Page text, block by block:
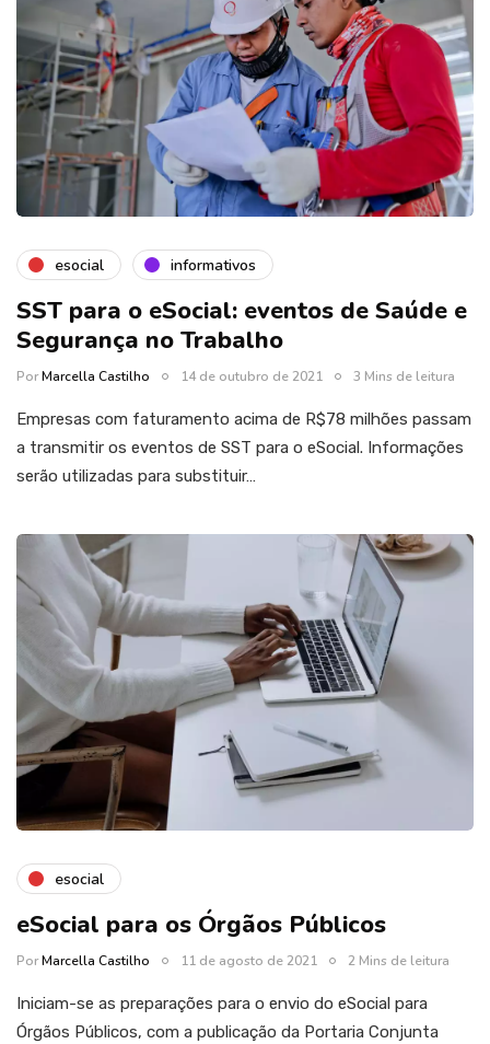
esocial informativos
SST para o eSocial: eventos de Saúde e
Segurança no Trabalho
PorMarcella Castilho 14 de outubro de 2021 3 Mins de leitura
Empresas com faturamento acima de R$78 milhões passam
a transmitir os eventos de SST para o eSocial. Informações
serão utilizadas para substituir…
esocial
eSocial para os Órgãos Públicos
PorMarcella Castilho 11 de agosto de 2021 2 Mins de leitura
Iniciam-se as preparações para o envio do eSocial para
Órgãos Públicos, com a publicação da Portaria Conjunta